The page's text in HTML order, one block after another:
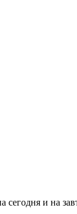
сегодня и на